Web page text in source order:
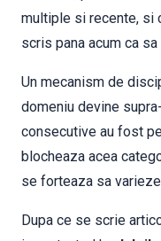
multiple si recente, si
scris pana acum ca
Un mecanism de
domeniu devine
consecutive au fost
blocheaza acea
se forteaza sa
Dupa ce se scrie